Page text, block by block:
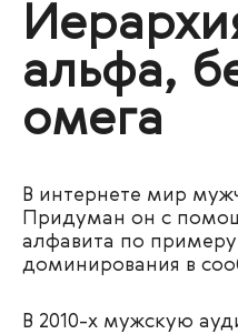
альфа,
омега
В интернете мир
Придуман он с
алфавита по
доминирования в
В 2010-х мужскую